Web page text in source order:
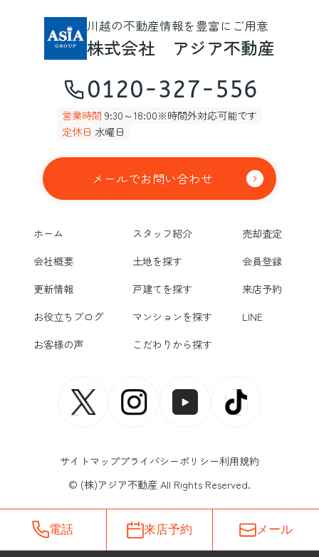
川越の不動産情報を豊富にご用意
株式会社 アジア不動産
0120-327-556
営業時間 9:30～18:00※時間外対応可能です
定休日 水曜日
メールでお問い合わせ
ホーム スタッフ紹介
売却査定
会社概要
土地を探す
会員登録
更新情報
戸建てを探す
来店予約
お役立ちブログ
マンションを探す
LINE
お客様の声
こだわりから探す
サイトマッププライバシーポリシー利用規約
© (株)アジア不動産 All Rights Reserved.
電話 来店予約 メール